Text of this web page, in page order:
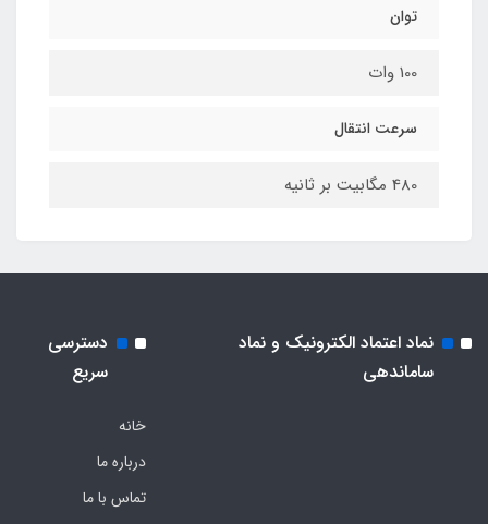
توان
100 وات
سرعت انتقال
480 مگابیت بر ثانیه
نماد اعتماد الکترونیک و نماد
ساماندهی
دسترسی
سریع
خانه
درباره ما
تماس با ما